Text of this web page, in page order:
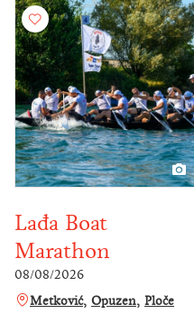
Lađa Boat
Marathon
08/08/2026
Metković Opuzen Ploče